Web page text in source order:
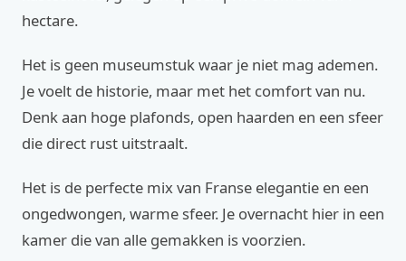
hectare.
Het is geen museumstuk waar je niet mag ademen.
Je voelt de historie, maar met het comfort van nu.
Denk aan hoge plafonds, open haarden en een sfeer
die direct rust uitstraalt.
Het is de perfecte mix van Franse elegantie en een
ongedwongen, warme sfeer. Je overnacht hier in een
kamer die van alle gemakken is voorzien.